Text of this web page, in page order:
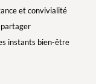
et convivialité
partager
instants bien-être